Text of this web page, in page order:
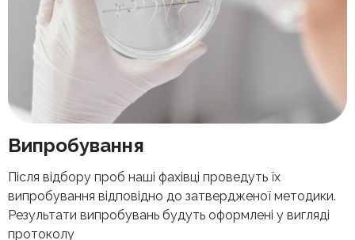
Випробування
Після відбору проб наші фахівці проведуть їх
випробування відповідно до затвердженої методики.
Результати випробувань будуть оформлені у вигляді
протоколу